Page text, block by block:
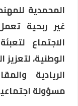
المحمدية
غير ربحية
الاجتماع
الوطنية،
الريادية
مسؤولة